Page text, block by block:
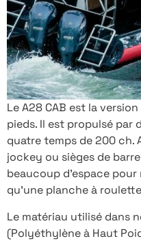
Le A28 CAB est la
pieds. Il est propulsé par
quatre temps de 200 ch.
jockey ou sièges de
beaucoup d’espace
qu’une planche à
Le matériau utilisé dans
(Polyéthylène à Haut